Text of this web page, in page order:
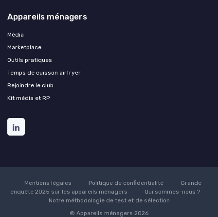
Appareils ménagers
Média
Marketplace
Outils pratiques
Temps de cuisson airfryer
Rejoindre le club
Kit média et RP
Mentions légales Politique de confidentialité
Grande
enquête 2025 sur les appareils ménagers
Qui sommes-nous ?
Notre méthodologie de test et de sélection
© Appareils ménagers 2026